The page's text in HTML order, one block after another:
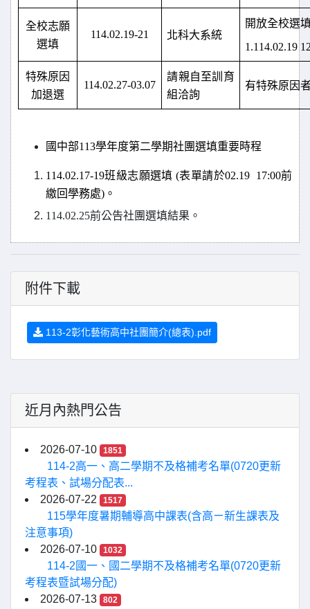
全校志願
選填
114.02.19-21 北科大系統
開放全校選
1.114.02.19
特殊原因
加退選
114.02.27-03.07
請親自至訓育
組洽詢
有特殊原因
國中部113學年度第二學期社團選填重要時程
114.02.17-19班級志願選填 (表單請於02.19 17:00前
繳回學務處)。
114.02.25前公告社團選填結果。
附件下載
113-2彰化藝術高中社團簡介(總表).pdf
近月內熱門公告
2026-07-10 1851
114-2高一、高二學期不及格補考名單(0720更新
考程表、試場分配表...
2026-07-22
1517
115學年度暑期輔導高中課表(含高ㄧ新生課表及
注意事項)
2026-07-10
1032
114-2國一、國二學期不及格補考名單(0720更新
考程表暨試場分配)
2026-07-13
802